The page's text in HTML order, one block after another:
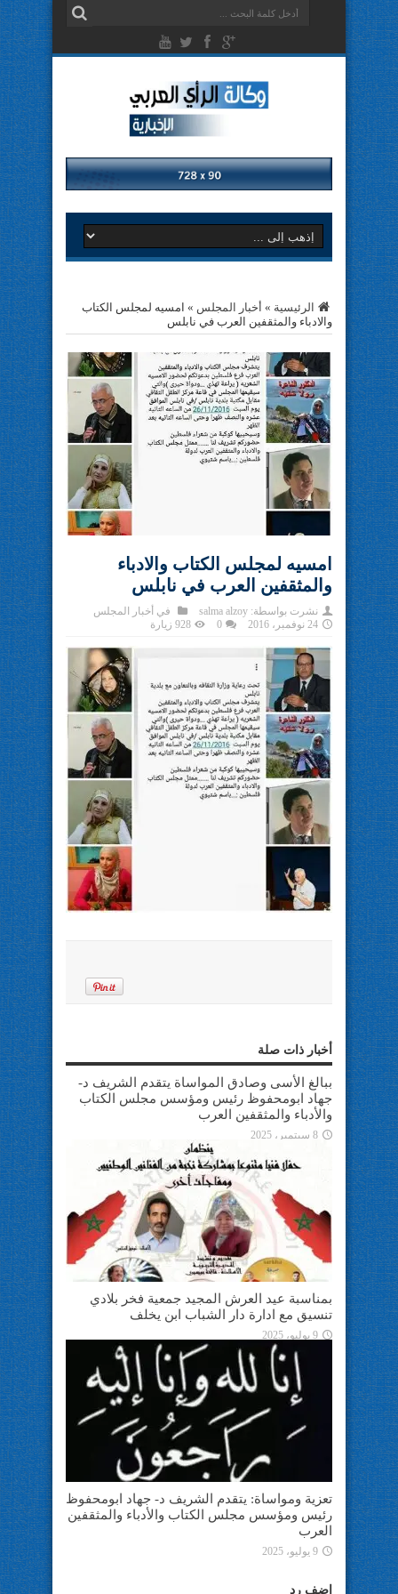
الرئيسية » أخبار المجلس » امسيه لمجلس الكتاب
والادباء والمثقفين العرب في نابلس
امسيه لمجلس الكتاب والادباء
والمثقفين العرب في نابلس
نشرت بواسطة: salma alzoy في أخبار المجلس
24 نوفمبر، 2016
0 928 زيارة
أخبار ذات صلة
ببالغ الأسى وصادق المواساة يتقدم الشريف د-
جهاد ابومحفوظ رئيس ومؤسس مجلس الكتاب
والأدباء والمثقفين العرب
8 سبتمبر، 2025
بمناسبة عيد العرش المجيد جمعية فخر بلادي
تنسيق مع ادارة دار الشباب ابن يخلف
9 يوليو، 2025
تعزية ومواساة: يتقدم الشريف د- جهاد ابومحفوظ
رئيس ومؤسس مجلس الكتاب والأدباء والمثقفين
العرب
9 يوليو، 2025
اضف رد